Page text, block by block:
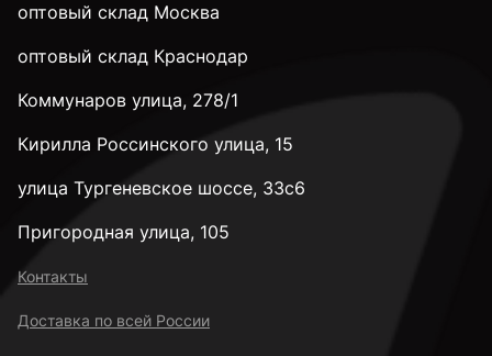
М8
М10
оптовый склад Москва
оптовый склад Краснодар
Коммунаров улица, 278/1
Кирилла Россинского улица, 15
улица Тургеневское шоссе, 33с6
Пригородная улица, 105
Контакты
Доставка по всей России